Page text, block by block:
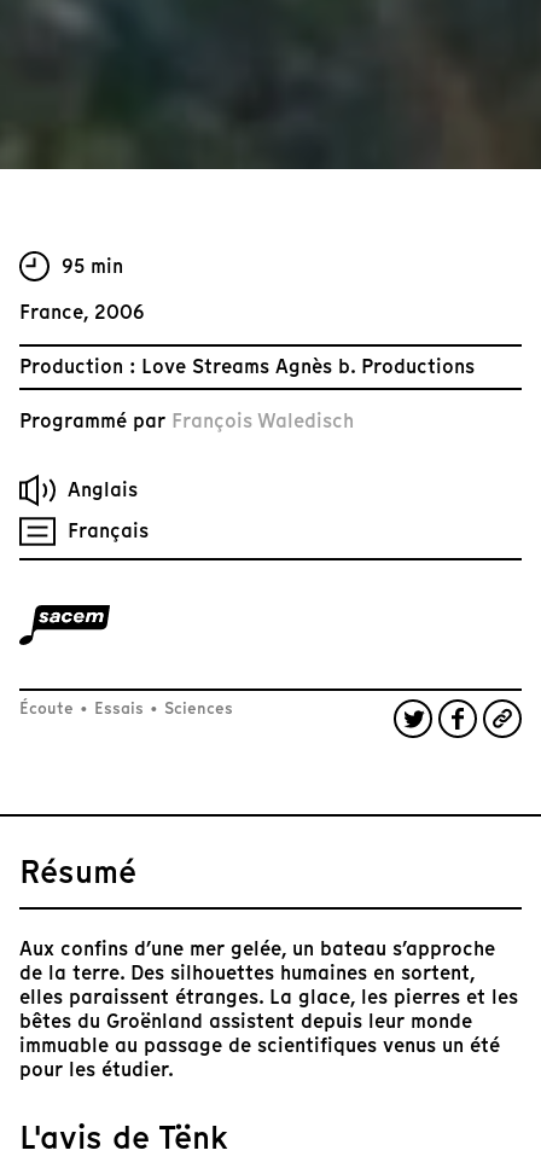
95 min
France, 2006
Production : Love Streams Agnès b. Productions
Programmé par François Waledisch
Anglais
Français
Écoute • Essais • Sciences
Résumé
Aux confins d’une mer gelée, un bateau s’approche
de la terre. Des silhouettes humaines en sortent,
elles paraissent étranges. La glace, les pierres et les
bêtes du Groënland assistent depuis leur monde
immuable au passage de scientifiques venus un été
pour les étudier.
L'avis de Tënk